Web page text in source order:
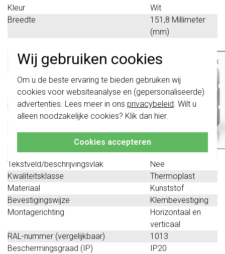
Wij gebruiken cookies
Om u de beste ervaring te bieden gebruiken wij
cookies voor websiteanalyse en (gepersonaliseerde)
advertenties. Lees meer in ons privacybeleid . Wilt u
alleen noodzakelijke cookies? Klik dan hier
Cookies accepteren
Kleur
Wit
Breedte
151,8 Millimeter
(mm)
Hoogte
80,7 Millimeter
Diepte
11,4 Millimeter
(mm)
Aantal eenheden
2
Met klapdeksel
Nee
56 Millimeter (mm)
Inbouwbreedte
56 Millimeter (mm)
Tekstveld/beschrijvingsvlak
Nee
Kwaliteitsklasse
Thermoplast
Materiaal
Kunststof
Bevestigingswijze
Klembevestiging
Montagerichting
Horizontaal en
verticaal
RAL-nummer (vergelijkbaar)
1013
Beschermingsgraad (IP)
IP20
×
schakelwippen zijn vernieuwd. Ze zijn
niette combineren met de schakelaars
van vóór augustus 2024.
Klik hiervoor meer informatie, zodat je